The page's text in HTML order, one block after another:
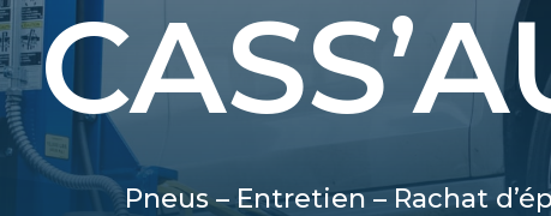
Pneus – Entretien – Rachat